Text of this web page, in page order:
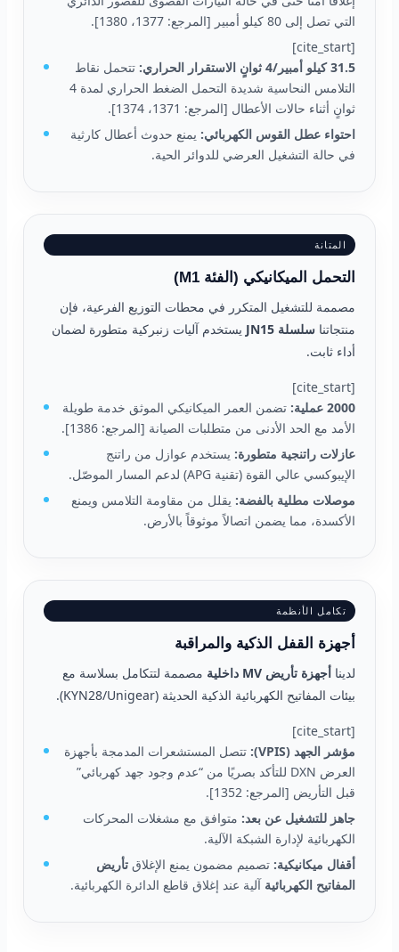
التي تصل إلى 80 كيلو أمبير [المرجع: 1377، 1380].
[cite_start]
31.5 كيلو أمبير/4 ثوانٍ الاستقرار الحراري:
تتحمل نقاط
التلامس النحاسية شديدة التحمل الضغط الحراري لمدة 4
ثوانٍ أثناء حالات الأعطال [المرجع: 1371، 1374].
احتواء عطل القوس الكهربائي: يمنع حدوث أعطال كارثية
في حالة التشغيل العرضي للدوائر الحية.
المتانة
التحمل الميكانيكي (الفئة M1)
مصممة للتشغيل المتكرر في محطات التوزيع الفرعية، فإن
منتجاتنا سلسلة JN15
يستخدم آليات زنبركية متطورة لضمان
أداء ثابت.
[cite_start]
2000 عملية:
تضمن العمر الميكانيكي الموثق خدمة طويلة
الأمد مع الحد الأدنى من متطلبات الصيانة [المرجع: 1386].
عازلات راتنجية متطورة: يستخدم عوازل من راتنج
الإيبوكسي عالي القوة (تقنية APG) لدعم المسار الموصّل.
موصلات مطلية بالفضة: يقلل من مقاومة التلامس ويمنع
الأكسدة، مما يضمن اتصالاً موثوقاً بالأرض.
تكامل الأنظمة
أجهزة القفل الذكية والمراقبة
لدينا أجهزة تأريض MV داخلية
مصممة لتتكامل بسلاسة مع
بيئات المفاتيح الكهربائية الذكية الحديثة (KYN28/Unigear).
[cite_start]
مؤشر الجهد (VPIS):
تتصل المستشعرات المدمجة بأجهزة
العرض DXN للتأكد بصريًا من “عدم وجود جهد كهربائي”
قبل التأريض [المرجع: 1352].
جاهز للتشغيل عن بعد: متوافق مع مشغلات المحركات
الكهربائية لإدارة الشبكة الآلية.
أقفال ميكانيكية: تصميم مضمون يمنع الإغلاق تأريض
المفاتيح الكهربائية آلية عند إغلاق قاطع الدائرة الكهربائية.